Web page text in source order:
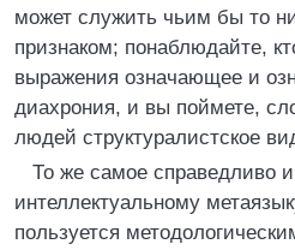
может служить чьим бы то
признаком; понаблюдайте,
выражения означающее и
диахрония, и вы поймете,
людей структуралистское
То же самое справедливо
интеллектуальному
пользуется